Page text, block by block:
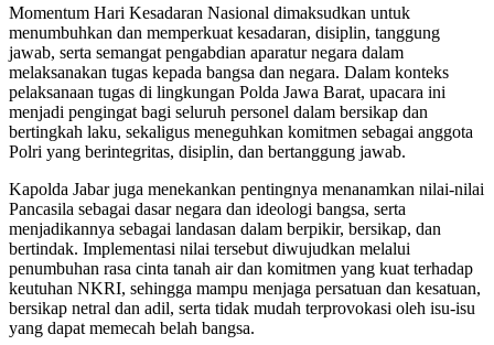
Momentum Hari Kesadaran Nasional dimaksudkan untuk
menumbuhkan dan memperkuat kesadaran, disiplin, tanggung
jawab, serta semangat pengabdian aparatur negara dalam
melaksanakan tugas kepada bangsa dan negara. Dalam konteks
pelaksanaan tugas di lingkungan Polda Jawa Barat, upacara ini
menjadi pengingat bagi seluruh personel dalam bersikap dan
bertingkah laku, sekaligus meneguhkan komitmen sebagai anggota
Polri yang berintegritas, disiplin, dan bertanggung jawab.
Kapolda Jabar juga menekankan pentingnya menanamkan nilai-nilai
Pancasila sebagai dasar negara dan ideologi bangsa, serta
menjadikannya sebagai landasan dalam berpikir, bersikap, dan
bertindak. Implementasi nilai tersebut diwujudkan melalui
penumbuhan rasa cinta tanah air dan komitmen yang kuat terhadap
keutuhan NKRI, sehingga mampu menjaga persatuan dan kesatuan,
bersikap netral dan adil, serta tidak mudah terprovokasi oleh isu-isu
yang dapat memecah belah bangsa.